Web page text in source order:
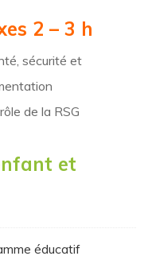
2 – 3 h
sécurité et
de la RSG
et
éducatif